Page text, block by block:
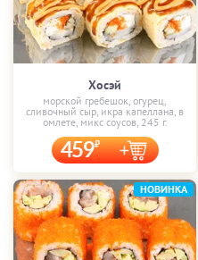
Хосэй
морской гребешок, огурец,
сливочный сыр, икра капеллана, в
омлете, микс соусов, 245 г.
459
НОВИНКА